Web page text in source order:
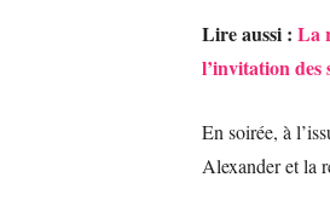
Lire aussi : La
l’invitation des
En soirée, à
Alexander et la